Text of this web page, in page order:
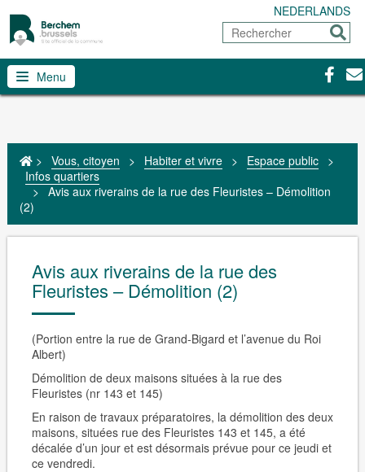
NEDERLANDS
Rechercher
Menu
> Vous, citoyen > Habiter et vivre > Espace public
>
Infos quartiers
> Avis aux riverains de la rue des Fleuristes – Démolition
(2)
Avis aux riverains de la rue des
Fleuristes – Démolition (2)
(Portion entre la rue de Grand-Bigard et l’avenue du Roi
Albert)
Démolition de deux maisons situées à la rue des
Fleuristes (nr 143 et 145)
En raison de travaux préparatoires, la démolition des deux
maisons, situées rue des Fleuristes 143 et 145, a été
décalée d’un jour et est désormais prévue pour ce jeudi et
ce vendredi.